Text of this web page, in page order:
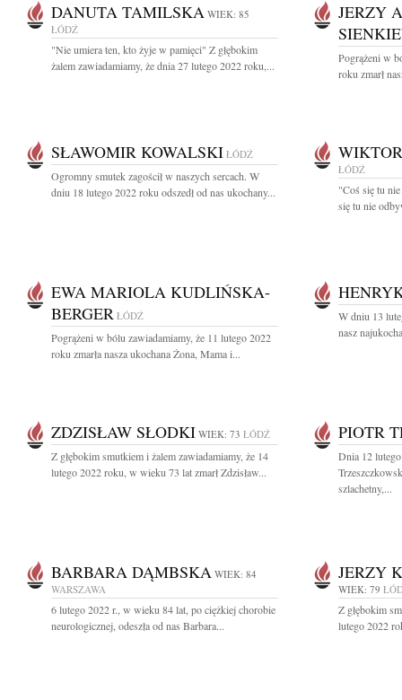
DANUTA TAMILSKA WIEK: 85
ŁÓDŹ
"Nie umiera ten, kto żyje w pamięci" Z głębokim
żalem zawiadamiamy, że dnia 27 lutego 2022 roku,...
JERZY
Pogrążeni w
roku zmarł
SŁAWOMIR KOWALSKI ŁÓDŹ
Ogromny smutek zagościł w naszych sercach. W
dniu 18 lutego 2022 roku odszedł od nas ukochany...
ŁÓDŹ
"Coś się tu
się tu nie
EWA MARIOLA KUDLIŃSKA-
BERGER ŁÓDŹ
Pogrążeni w bólu zawiadamiamy, że 11 lutego 2022
roku zmarła nasza ukochana Żona, Mama i...
W dniu 13
nasz
ZDZISŁAW SŁODKI WIEK: 73 ŁÓDŹ
Z głębokim smutkiem i żalem zawiadamiamy, że 14
lutego 2022 roku, w wieku 73 lat zmarł Zdzisław...
PIOTR
Dnia 12
szlachetny,...
BARBARA DĄMBSKA WIEK: 84
WARSZAWA
6 lutego 2022 r., w wieku 84 lat, po ciężkiej chorobie
neurologicznej, odeszła od nas Barbara...
JERZY
WIEK: 79
Z głębokim
lutego 2022